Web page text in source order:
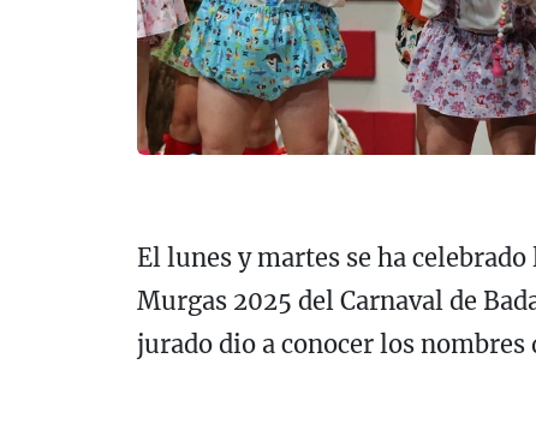
El lunes y martes se ha
Murgas 2025 del Carnaval de
jurado dio a conocer los